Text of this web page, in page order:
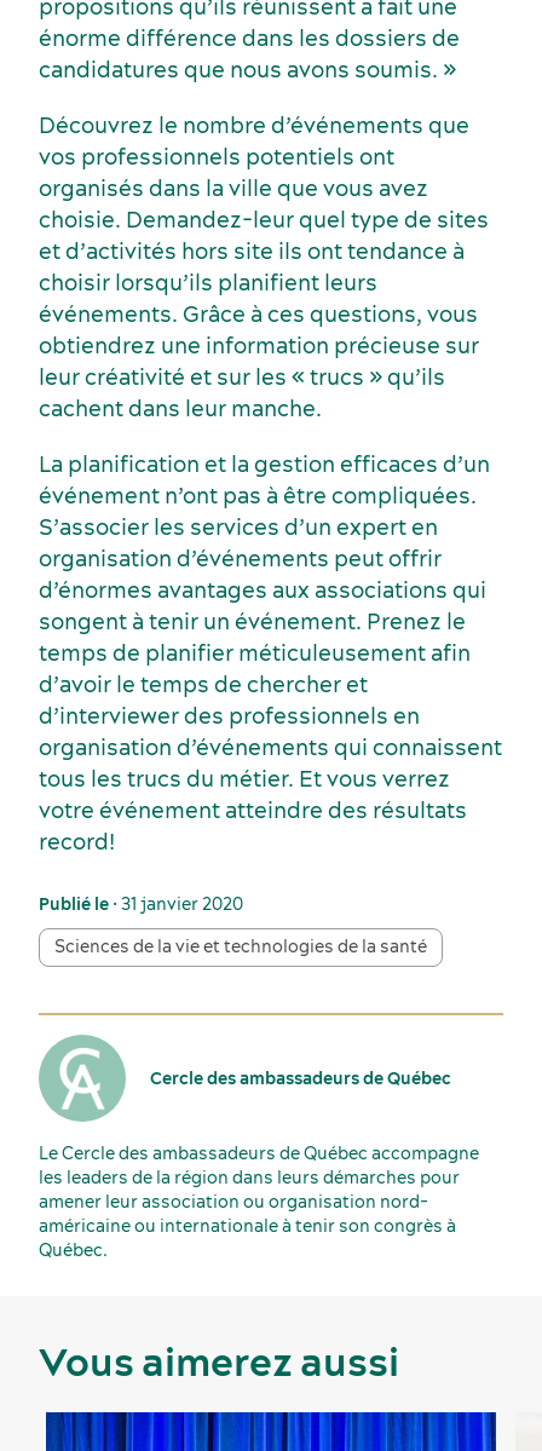
propositions qu’ils réunissent a fait une
énorme différence dans les dossiers de
candidatures que nous avons soumis. »
Découvrez le nombre d’événements que
vos professionnels potentiels ont
organisés dans la ville que vous avez
choisie. Demandez-leur quel type de sites
et d’activités hors site ils ont tendance à
choisir lorsqu’ils planifient leurs
événements. Grâce à ces questions, vous
obtiendrez une information précieuse sur
leur créativité et sur les « trucs » qu’ils
cachent dans leur manche.
La planification et la gestion efficaces d’un
événement n’ont pas à être compliquées.
S’associer les services d’un expert en
organisation d’événements peut offrir
d’énormes avantages aux associations qui
songent à tenir un événement. Prenez le
temps de planifier méticuleusement afin
d’avoir le temps de chercher et
d’interviewer des professionnels en
organisation d’événements qui connaissent
tous les trucs du métier. Et vous verrez
votre événement atteindre des résultats
record!
Publié le • 31 janvier 2020
Sciences de la vie et technologies de la santé
Cercle des ambassadeurs de Québec
Le Cercle des ambassadeurs de Québec accompagne
les leaders de la région dans leurs démarches pour
amener leur association ou organisation nord-
américaine ou internationale à tenir son congrès à
Québec.
Vous aimerez aussi